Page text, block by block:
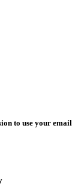
to use your email